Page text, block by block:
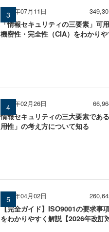
2025年07月11日
「情報セキュリティの三要素」可
機密性・完全性（CIA）をわかりや
2026年02月26日
情報セキュリティの三大要素であ
用性」の考え方について知る
2026年04月02日
【完全ガイド】ISO9001の要求事
をわかりやすく解説【2026年改訂